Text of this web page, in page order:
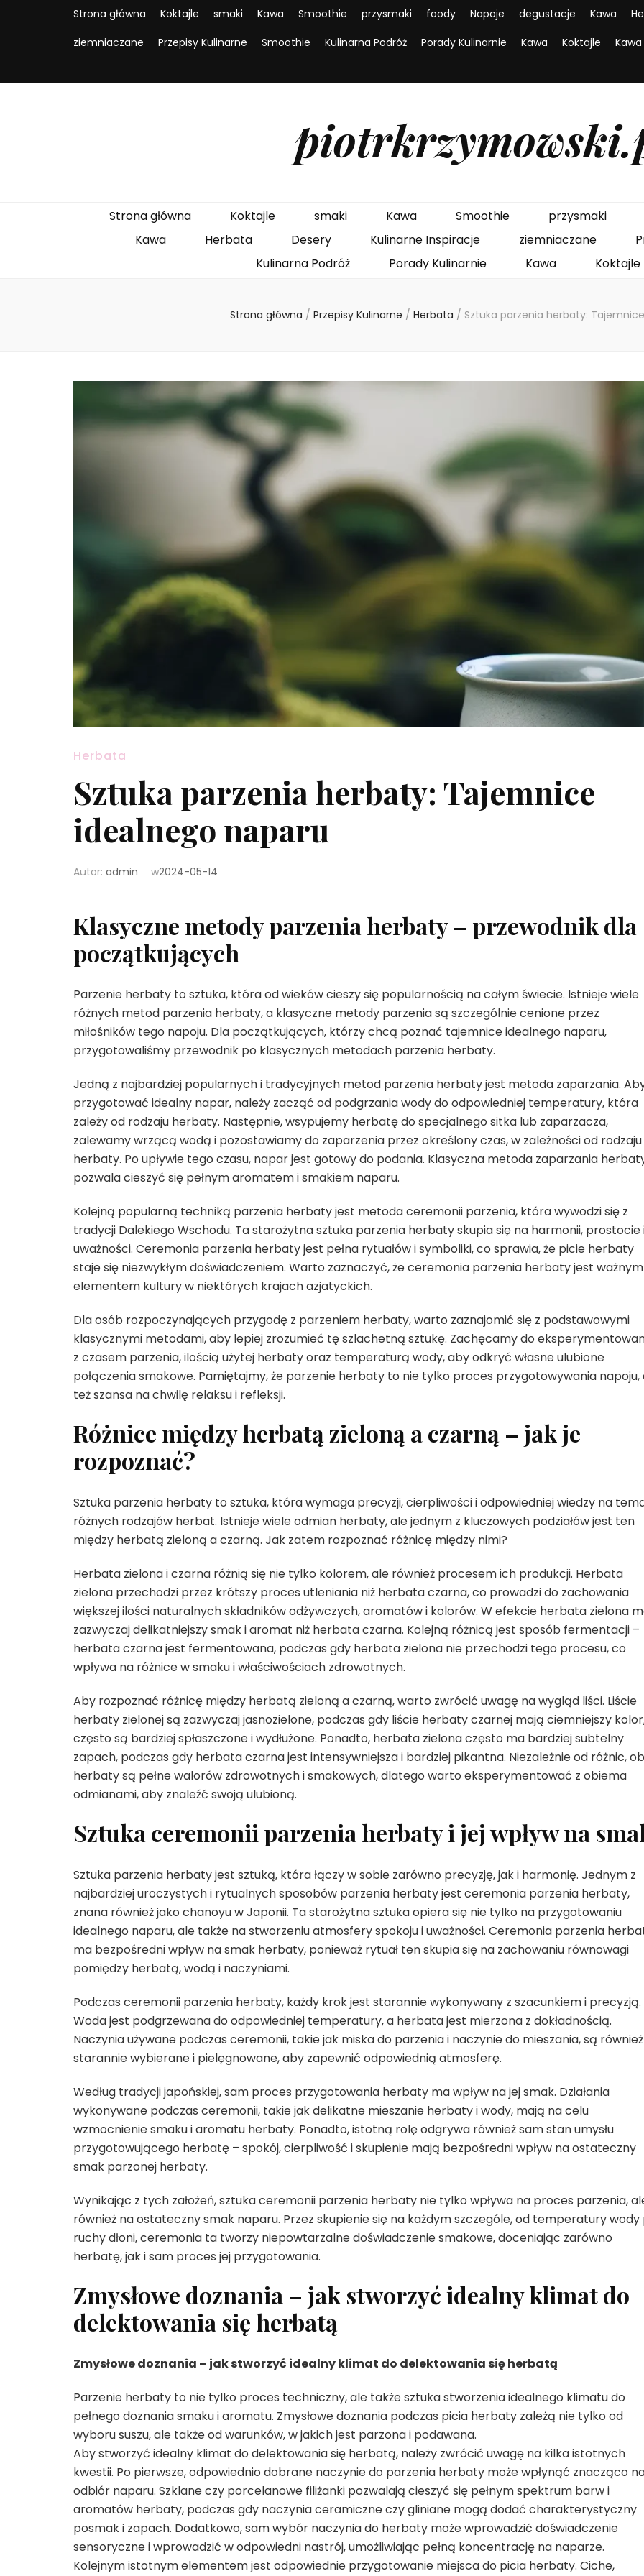
Strona główna Koktajle smaki Kawa Smoothie przysmaki foody Napoje degustacje Kawa
ziemniaczane
Przepisy Kulinarne Smoothie Kulinarna Podróż Porady Kulinarnie Kawa Koktajle Kawa
Strona główna Koktajle smaki Kawa Smoothie przysmaki
Kawa
Herbata Desery Kulinarne Inspiracje ziemniaczane
Kulinarna Podróż
Porady Kulinarnie Kawa Koktajle
Strona główna / Przepisy Kulinarne / Herbata / Sztuka parzenia herbaty:
Herbata
Sztuka parzenia herbaty: Tajemnice
idealnego naparu
Autor: admin w2024-05-14
Klasyczne metody parzenia herbaty – przewodnik dla
początkujących
Parzenie herbaty to sztuka, która od wieków cieszy się popularnością na całym świecie. Istnieje wiele
różnych metod parzenia herbaty, a klasyczne metody parzenia są szczególnie cenione przez
miłośników tego napoju. Dla początkujących, którzy chcą poznać tajemnice idealnego naparu,
przygotowaliśmy przewodnik po klasycznych metodach parzenia herbaty.
Jedną z najbardziej popularnych i tradycyjnych metod parzenia herbaty jest metoda zaparzania.
przygotować idealny napar, należy zacząć od podgrzania wody do odpowiedniej temperatury, która
zależy od rodzaju herbaty. Następnie, wsypujemy herbatę do specjalnego sitka lub zaparzacza,
zalewamy wrzącą wodą i pozostawiamy do zaparzenia przez określony czas, w zależności od rodzaju
herbaty. Po upływie tego czasu, napar jest gotowy do podania. Klasyczna metoda zaparzania
pozwala cieszyć się pełnym aromatem i smakiem naparu.
Kolejną popularną techniką parzenia herbaty jest metoda ceremonii parzenia, która wywodzi się z
tradycji Dalekiego Wschodu. Ta starożytna sztuka parzenia herbaty skupia się na harmonii, prostocie
uważności. Ceremonia parzenia herbaty jest pełna rytuałów i symboliki, co sprawia, że picie herbaty
staje się niezwykłym doświadczeniem. Warto zaznaczyć, że ceremonia parzenia herbaty jest ważnym
elementem kultury w niektórych krajach azjatyckich.
Dla osób rozpoczynających przygodę z parzeniem herbaty, warto zaznajomić się z podstawowymi
klasycznymi metodami, aby lepiej zrozumieć tę szlachetną sztukę. Zachęcamy do
z czasem parzenia, ilością użytej herbaty oraz temperaturą wody, aby odkryć własne ulubione
połączenia smakowe. Pamiętajmy, że parzenie herbaty to nie tylko proces przygotowywania napoju,
też szansa na chwilę relaksu i refleksji.
Różnice między herbatą zieloną a czarną – jak je
rozpoznać?
Sztuka parzenia herbaty to sztuka, która wymaga precyzji, cierpliwości i odpowiedniej wiedzy na
różnych rodzajów herbat. Istnieje wiele odmian herbaty, ale jednym z kluczowych podziałów jest ten
między herbatą zieloną a czarną. Jak zatem rozpoznać różnicę między nimi?
Herbata zielona i czarna różnią się nie tylko kolorem, ale również procesem ich produkcji. Herbata
zielona przechodzi przez krótszy proces utleniania niż herbata czarna, co prowadzi do zachowania
większej ilości naturalnych składników odżywczych, aromatów i kolorów. W efekcie herbata zielona
zazwyczaj delikatniejszy smak i aromat niż herbata czarna. Kolejną różnicą jest sposób fermentacji –
herbata czarna jest fermentowana, podczas gdy herbata zielona nie przechodzi tego procesu, co
wpływa na różnice w smaku i właściwościach zdrowotnych.
Aby rozpoznać różnicę między herbatą zieloną a czarną, warto zwrócić uwagę na wygląd liści. Liście
herbaty zielonej są zazwyczaj jasnozielone, podczas gdy liście herbaty czarnej mają ciemniejszy
często są bardziej spłaszczone i wydłużone. Ponadto, herbata zielona często ma bardziej subtelny
zapach, podczas gdy herbata czarna jest intensywniejsza i bardziej pikantna. Niezależnie od różnic,
herbaty są pełne walorów zdrowotnych i smakowych, dlatego warto eksperymentować z obiema
odmianami, aby znaleźć swoją ulubioną.
Sztuka ceremonii parzenia herbaty i jej wpływ na
Sztuka parzenia herbaty jest sztuką, która łączy w sobie zarówno precyzję, jak i harmonię. Jednym z
najbardziej uroczystych i rytualnych sposobów parzenia herbaty jest ceremonia parzenia herbaty,
znana również jako chanoyu w Japonii. Ta starożytna sztuka opiera się nie tylko na przygotowaniu
idealnego naparu, ale także na stworzeniu atmosfery spokoju i uważności. Ceremonia parzenia
ma bezpośredni wpływ na smak herbaty, ponieważ rytuał ten skupia się na zachowaniu równowagi
pomiędzy herbatą, wodą i naczyniami.
Podczas ceremonii parzenia herbaty, każdy krok jest starannie wykonywany z szacunkiem i precyzją.
Woda jest podgrzewana do odpowiedniej temperatury, a herbata jest mierzona z dokładnością.
Naczynia używane podczas ceremonii, takie jak miska do parzenia i naczynie do mieszania, są również
starannie wybierane i pielęgnowane, aby zapewnić odpowiednią atmosferę.
Według tradycji japońskiej, sam proces przygotowania herbaty ma wpływ na jej smak. Działania
wykonywane podczas ceremonii, takie jak delikatne mieszanie herbaty i wody, mają na celu
wzmocnienie smaku i aromatu herbaty. Ponadto, istotną rolę odgrywa również sam stan umysłu
przygotowującego herbatę – spokój, cierpliwość i skupienie mają bezpośredni wpływ na ostateczny
smak parzonej herbaty.
Wynikając z tych założeń, sztuka ceremonii parzenia herbaty nie tylko wpływa na proces parzenia,
również na ostateczny smak naparu. Przez skupienie się na każdym szczególe, od temperatury wody
ruchy dłoni, ceremonia ta tworzy niepowtarzalne doświadczenie smakowe, doceniając zarówno
herbatę, jak i sam proces jej przygotowania.
Zmysłowe doznania – jak stworzyć idealny klimat do
delektowania się herbatą
Zmysłowe doznania – jak stworzyć idealny klimat do delektowania się herbatą
Parzenie herbaty to nie tylko proces techniczny, ale także sztuka stworzenia idealnego klimatu do
pełnego doznania smaku i aromatu. Zmysłowe doznania podczas picia herbaty zależą nie tylko od
wyboru suszu, ale także od warunków, w jakich jest parzona i podawana.
Aby stworzyć idealny klimat do delektowania się herbatą, należy zwrócić uwagę na kilka istotnych
kwestii. Po pierwsze, odpowiednio dobrane naczynie do parzenia herbaty może wpłynąć znacząco
odbiór naparu. Szklane czy porcelanowe filiżanki pozwalają cieszyć się pełnym spektrum barw i
aromatów herbaty, podczas gdy naczynia ceramiczne czy gliniane mogą dodać charakterystyczny
posmak i zapach. Dodatkowo, sam wybór naczynia do herbaty może wprowadzić doświadczenie
sensoryczne i wprowadzić w odpowiedni nastrój, umożliwiając pełną koncentrację na naparze.
Kolejnym istotnym elementem jest odpowiednie przygotowanie miejsca do picia herbaty. Ciche,